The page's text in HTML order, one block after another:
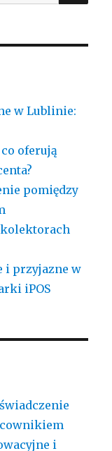
w Lublinie:
oferują
pomiędzy
i przyjazne w
iPOS
i